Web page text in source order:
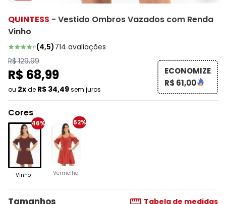
QUINTESS - Vestido Ombros Vazados com Renda
Vinho
(4,5)714 avaliações
R$ 129,99
R$ 68,99
ou 2xde R$ 34,49sem juros
ECONOMIZE
R$ 61,00
Cores
46%
Vinho
62%
Vermelho
Tamanhos Tabela de medidas